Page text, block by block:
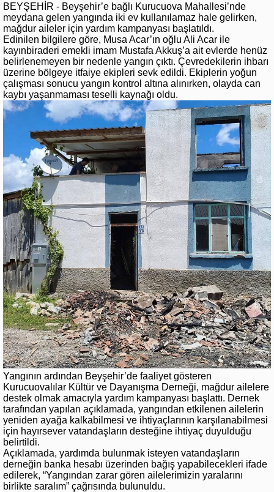
BEYŞEHİR - Beyşehir’e bağlı Kurucuova Mahallesi’nde
meydana gelen yangında iki ev kullanılamaz hale gelirken,
mağdur aileler için yardım kampanyası başlatıldı.
Edinilen bilgilere göre, Musa Acar’ın oğlu Ali Acar ile
kayınbiraderi emekli imam Mustafa Akkuş’a ait evlerde henüz
belirlenemeyen bir nedenle yangın çıktı. Çevredekilerin ihbarı
üzerine bölgeye itfaiye ekipleri sevk edildi. Ekiplerin yoğun
çalışması sonucu yangın kontrol altına alınırken, olayda can
kaybı yaşanmaması teselli kaynağı oldu.
Yangının ardından Beyşehir’de faaliyet gösteren
Kurucuovalılar Kültür ve Dayanışma Derneği, mağdur ailelere
destek olmak amacıyla yardım kampanyası başlattı. Dernek
tarafından yapılan açıklamada, yangından etkilenen ailelerin
yeniden ayağa kalkabilmesi ve ihtiyaçlarının karşılanabilmesi
için hayırsever vatandaşların desteğine ihtiyaç duyulduğu
belirtildi.
Açıklamada, yardımda bulunmak isteyen vatandaşların
derneğin banka hesabı üzerinden bağış yapabilecekleri ifade
edilerek, “Yangından zarar gören ailelerimizin yaralarını
birlikte saralım” çağrısında bulunuldu.